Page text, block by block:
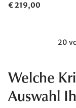
€ 219,00
20
Welche
Auswahl